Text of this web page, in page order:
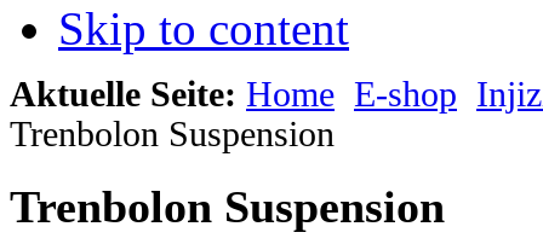
Skip to content
Aktuelle Seite: Home E-shop
Trenbolon Suspension
Trenbolon Suspension